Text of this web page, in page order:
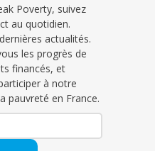
Poverty, suivez
au quotidien.
actualités.
les progrès de
financés, et
à notre
pauvreté en France.